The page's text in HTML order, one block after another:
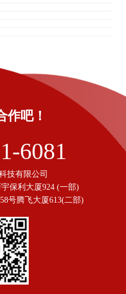
作吧！
6081
技有限公司
保利大厦924 (一部)
号腾飞大厦613(二部)